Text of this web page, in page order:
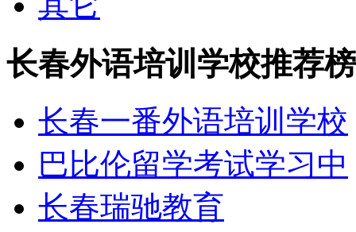
长春外语培训学校推荐榜
长春一番外语培训学校
巴比伦留学考试学习中
长春瑞驰教育